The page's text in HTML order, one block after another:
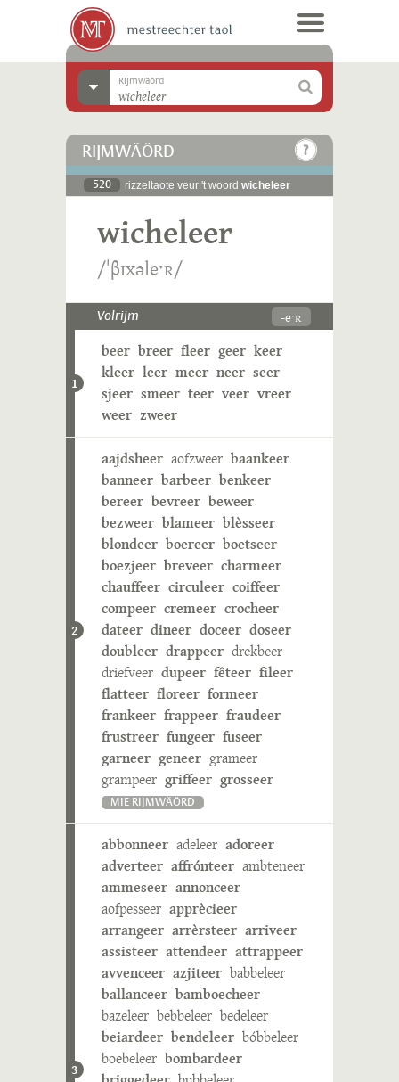
Rijmwäörd
RIJMWÄÖRD
520 rizzeltaote veur 't woord wicheleer
wicheleer
/ˈβɪxəleˑʀ/
Volrijm -eˑʀ
1
beer breer fleer geer keer
kleer leer meer neer seer
sjeer smeer teer veer vreer
weer zweer
2
aajdsheer aofzweer baankeer
banneer barbeer benkeer
bereer bevreer beweer
bezweer blameer blèsseer
blondeer boereer boetseer
boezjeer breveer charmeer
chauffeer circuleer coiffeer
compeer cremeer crocheer
dateer dineer doceer doseer
doubleer drappeer drekbeer
driefveer dupeer fêteer fileer
flatteer floreer formeer
frankeer frappeer fraudeer
frustreer fungeer fuseer
garneer geneer grameer
grampeer griffeer grosseer
MIE RIJMWÄÖRD
3
abbonneer adeleer adoreer
adverteer affrónteer ambteneer
ammeseer annonceer
aofpesseer apprècieer
arrangeer arrèrsteer arriveer
assisteer attendeer attrappeer
avvenceer azjiteer babbeleer
ballanceer bamboecheer
bazeleer bebbeleer bedeleer
beiardeer bendeleer bóbbeleer
boebeleer bombardeer